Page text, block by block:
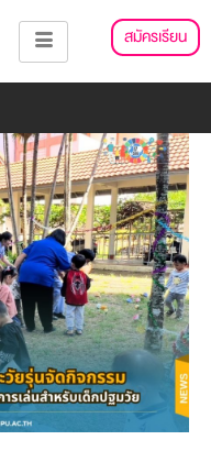
สมัครเรียน